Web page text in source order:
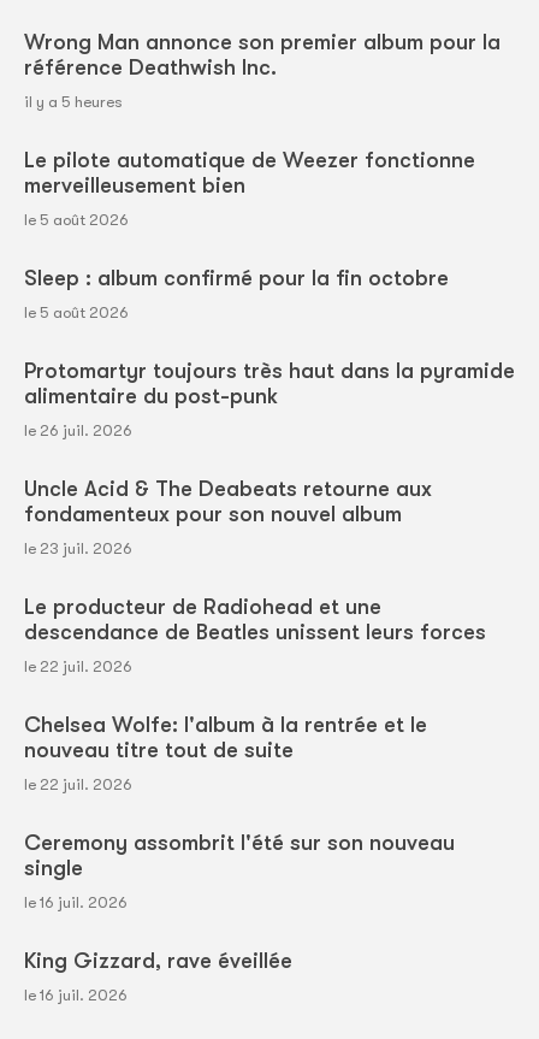
Wrong Man annonce son premier album pour la
référence Deathwish Inc.
il y a 5 heures
Le pilote automatique de Weezer fonctionne
merveilleusement bien
le 5 août 2026
Sleep : album confirmé pour la fin octobre
le 5 août 2026
Protomartyr toujours très haut dans la pyramide
alimentaire du post-punk
le 26 juil. 2026
Uncle Acid & The Deabeats retourne aux
fondamenteux pour son nouvel album
le 23 juil. 2026
Le producteur de Radiohead et une
descendance de Beatles unissent leurs forces
le 22 juil. 2026
Chelsea Wolfe: l'album à la rentrée et le
nouveau titre tout de suite
le 22 juil. 2026
Ceremony assombrit l'été sur son nouveau
single
le 16 juil. 2026
King Gizzard, rave éveillée
le 16 juil. 2026